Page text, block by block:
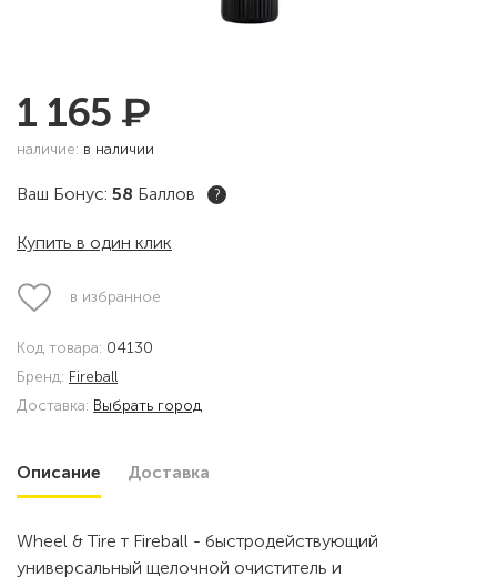
1 165 ₽
наличие: в наличии
Ваш Бонус: 58 Баллов ?
Купить в один клик
в избранное
Код товара: 04130
Бренд: Fireball
Доставка: Выбрать город
Описание Доставка
Wheel & Tire т Fireball - быстродействующий
универсальный щелочной очиститель и